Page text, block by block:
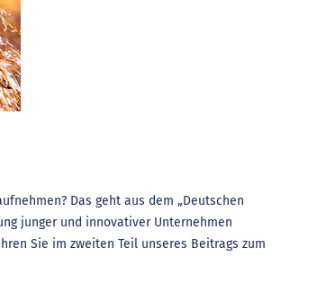
Das geht aus dem „Deutschen
junger und innovativer Unternehmen
Sie im zweiten Teil unseres Beitrags zum